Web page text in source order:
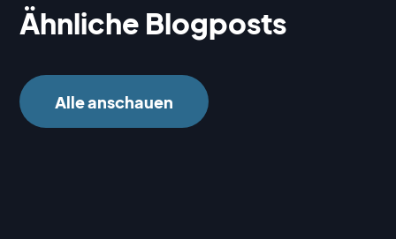
Ähnliche Blogposts
Alle anschauen